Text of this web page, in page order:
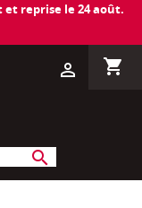
reprise le 24 août.
shopping_cart
person_outline
search